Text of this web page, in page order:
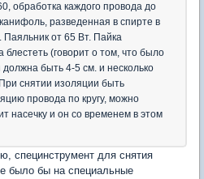
обработка каждого провода до
разведенная в спирте в
Паяльник от 65 Вт. Пайка
(говорит о том, что было
должна быть 4-5 см. и несколько
снятии изоляции быть
провода по кругу, можно
насечку и он со временем в этом
специнструмент для снятия
было бы на специальные